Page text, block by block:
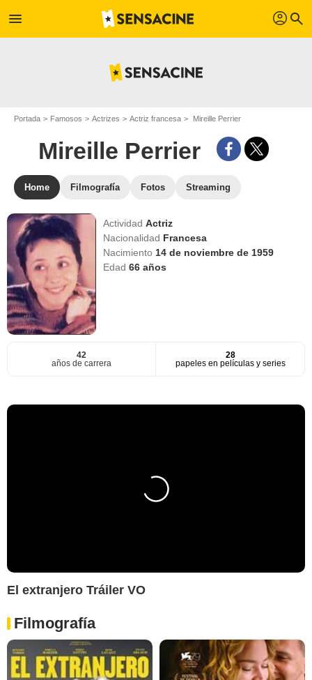
menu profil search
Portada Famosos Actrizes Actriz francesa Mireille Perrier
Mireille Perrier
Home Filmografía Fotos Streaming
ActividadActriz
Nacionalidad Francesa
Nacimiento 14 de noviembre de 1959
Edad66 años
42
años de carrera
28
papeles en películas y series
El extranjero Tráiler VO
Filmografía